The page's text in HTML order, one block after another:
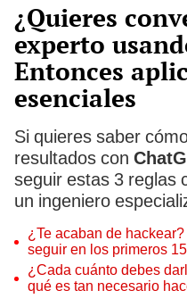
¿Quieres
experto
Entonces
esenciales
Si quieres saber
resultados con
seguir estas 3 reglas
un ingeniero
¿Te acaban de
seguir en los primeros
¿Cada cuánto debes
qué es tan necesario